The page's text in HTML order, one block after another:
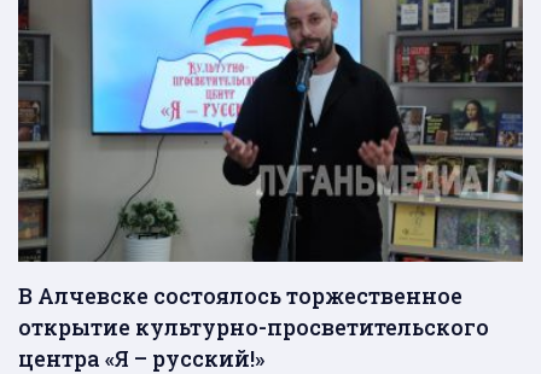
В Алчевске состоялось торжественное
открытие культурно-просветительского
центра «Я – русский!»